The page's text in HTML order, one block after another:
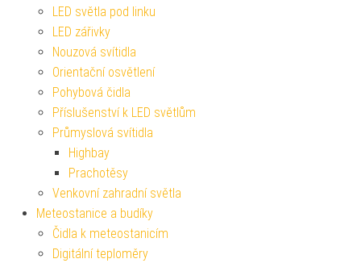
LED světla pod linku
LED zářivky
Nouzová svítidla
Orientační osvětlení
Pohybová čidla
Příslušenství k LED světlům
Průmyslová svítidla
Highbay
Prachotěsy
Venkovní zahradní světla
Meteostanice a budíky
Čidla k meteostanicím
Digitální teploměry